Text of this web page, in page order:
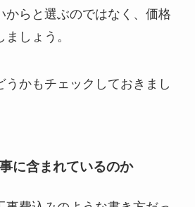
からと選ぶのではなく、価格
しょう。
うかもチェックしておきまし
に含まれているのか